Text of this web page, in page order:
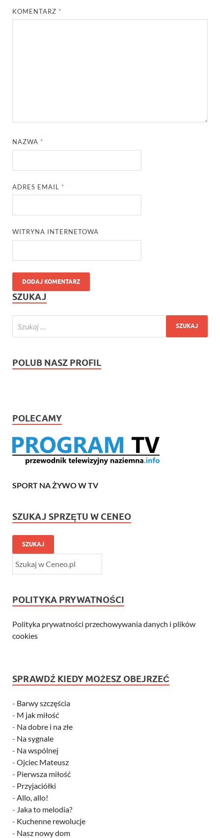
KOMENTARZ *
NAZWA *
ADRES EMAIL *
WITRYNA INTERNETOWA
SZUKAJ
POLUB NASZ PROFIL
POLECAMY
SPORT NA ŻYWO W TV
SZUKAJ SPRZĘTU W CENEO
SZUKAJ
POLITYKA PRYWATNOŚCI
Polityka prywatności przechowywania danych i plików
cookies
SPRAWDŹ KIEDY MOŻESZ OBEJRZEĆ
- Barwy szczęścia
- M jak miłość
- Na dobre i na złe
- Na sygnale
- Na wspólnej
- Ojciec Mateusz
- Pierwsza miłość
- Przyjaciółki
- Allo, allo!
- Jaka to melodia?
- Kuchenne rewolucje
- Nasz nowy dom